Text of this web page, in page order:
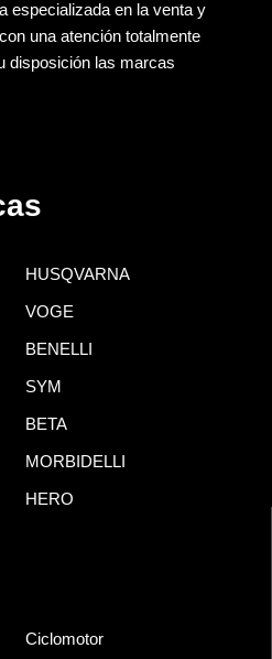
especializada en la venta y
una atención totalmente
disposición las marcas
HUSQVARNA
VOGE
BENELLI
SYM
BETA
MORBIDELLI
HERO
Ciclomotor